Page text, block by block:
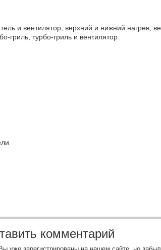
и вентилятор, верхний и нижний нагрев,
гриль, турбо-гриль и вентилятор.
комментарий